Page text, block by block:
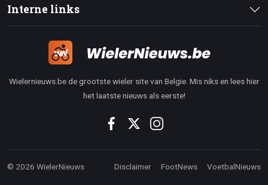
Interne links
Wielernieuws.be de grootste wieler site van Belgie. Mis niks en lees hier
het laatste nieuws als eerste!
© 2026 WielerNieuws Disclaimer FootNews VoetbalNieuws